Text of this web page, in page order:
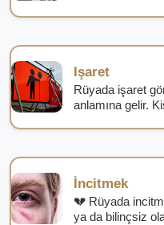
Işaret
Rüyada işaret
anlamına gelir.
İncitmek
💔 Rüyada
ya da bilinçsiz